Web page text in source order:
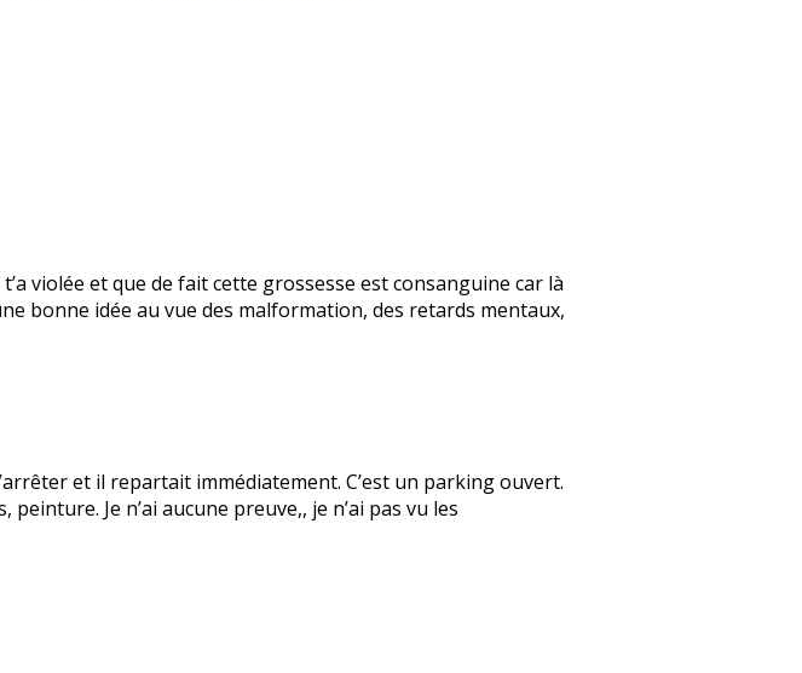
violée et que de fait cette grossesse est consanguine car là
bonne idée au vue des malformation, des retards mentaux,
et il repartait immédiatement. C’est un parking ouvert.
Je n’ai aucune preuve,, je n’ai pas vu les